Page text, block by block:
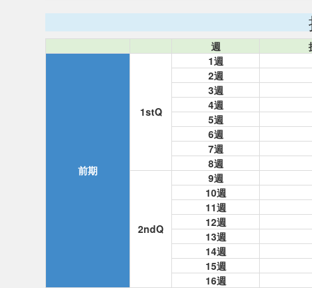
週
前期
1stQ
1週
2週
3週
4週
5週
6週
7週
8週
2ndQ
9週
10週
11週
12週
13週
14週
15週
16週